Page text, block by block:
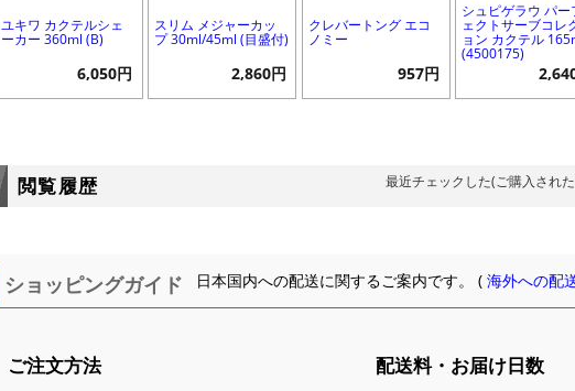
ユキワ カクテルシェ
ーカー 360ml (B)
6,050円
スリム メジャーカッ
プ 30ml/45ml (目盛付)
2,860円
クレバートング エコ
ノミー
957円
シュピゲラウ パー
ェクトサーブコレ
ョン カクテル
(4500175)
閲覧履歴 最近チェックした(ご購入され
ショッピングガイド 日本国内への配送に関するご案内です。 (海外への配
ご注文方法 配送料・お届け日数